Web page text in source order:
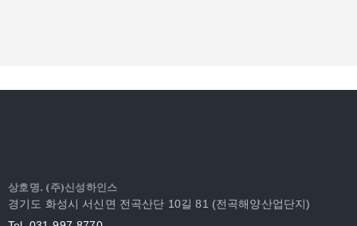
상호명. (주)신성하인스
경기도 화성시 서신면 전곡산단 10길 81 (전곡해양산업단지)